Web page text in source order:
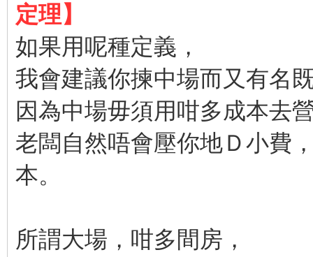
定理】
如果用呢種定義，
我會建議你揀中場而又有名
因為中場毋須用咁多成本去
老闆自然唔會壓你地Ｄ小費
本。
所謂大場，咁多間房，